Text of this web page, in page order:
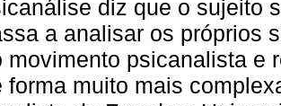
diz que o sujeito
a analisar os próprios
movimento psicanalista e
forma muito mais